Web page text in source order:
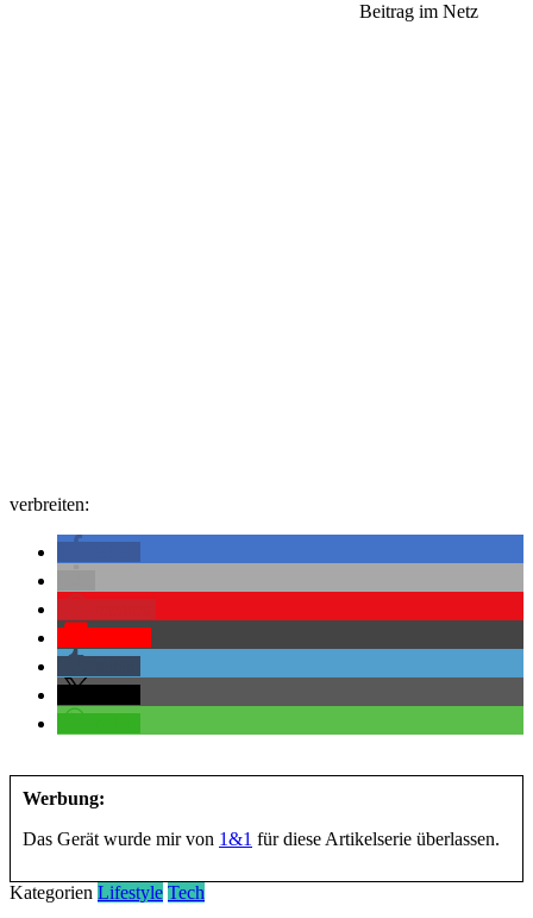
Beitrag im Netz
verbreiten:
Werbung:
Das Gerät wurde mir von 1&1 für diese Artikelserie überlassen.
Kategorien Lifestyle Tech